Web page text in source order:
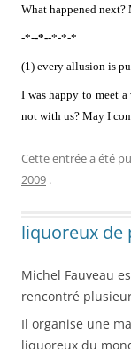
What happened next?
-*--*--*-*-*
(1) every allusion is
I was happy to meet
not with us? May I
Cette entrée a été
2009 .
liquoreux de
Michel Fauveau
rencontré
Il organise une
liquoreux du